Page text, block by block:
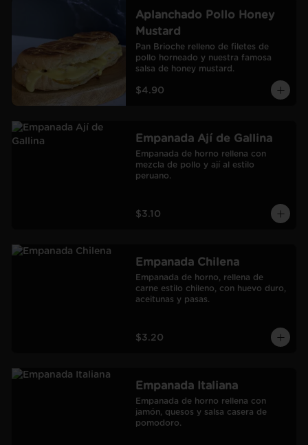
Aplanchado Pollo Honey
Mustard
Pan Brioche relleno de filetes de
pollo horneado y nuestra famosa
salsa de honey mustard.
$4.90
Empanada Ají de Gallina
Empanada de horno rellena con
mezcla de pollo y ají al estilo
peruano.
$3.10
Empanada Chilena
Empanada de horno, rellena de
carne estilo chileno, con huevo duro,
aceitunas y pasas.
$3.20
Empanada Italiana
Empanada de horno rellena con
jamón, quesos y salsa casera de
pomodoro.